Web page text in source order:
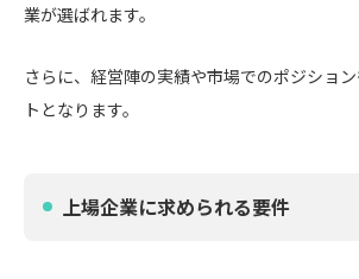
業が選ばれます。
さらに、経営陣の実績や市場でのポジショ
トとなります。
上場企業に求められる要件